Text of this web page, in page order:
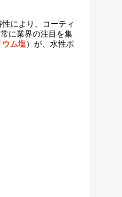
により、コーティ
に業界の注目を集
ウム塩）が、水性ポ